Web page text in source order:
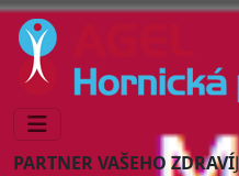
PARTNER VAŠEHO ZDRAVÍ